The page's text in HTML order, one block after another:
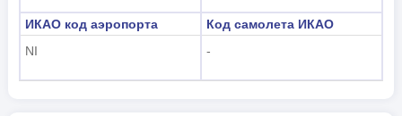
ИКАО код аэропорта
NI
Код самолета ИКАО
-